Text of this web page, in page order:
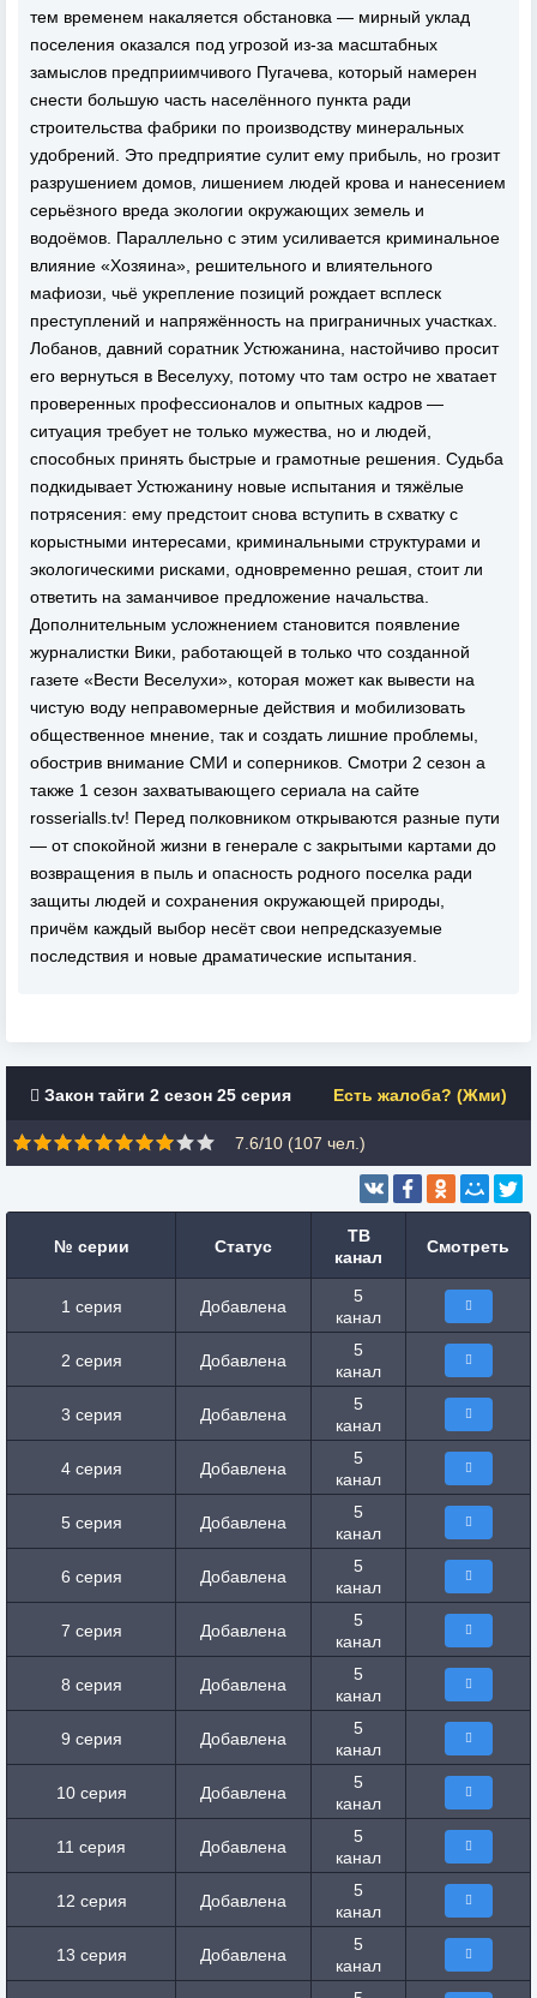
тем временем накаляется обстановка — мирный уклад
поселения оказался под угрозой из-за масштабных
замыслов предприимчивого Пугачева, который намерен
снести большую часть населённого пункта ради
строительства фабрики по производству минеральных
удобрений. Это предприятие сулит ему прибыль, но грозит
разрушением домов, лишением людей крова и нанесением
серьёзного вреда экологии окружающих земель и
водоёмов. Параллельно с этим усиливается криминальное
влияние «Хозяина», решительного и влиятельного
мафиози, чьё укрепление позиций рождает всплеск
преступлений и напряжённость на приграничных участках.
Лобанов, давний соратник Устюжанина, настойчиво просит
его вернуться в Веселуху, потому что там остро не хватает
проверенных профессионалов и опытных кадров —
ситуация требует не только мужества, но и людей,
способных принять быстрые и грамотные решения. Судьба
подкидывает Устюжанину новые испытания и тяжёлые
потрясения: ему предстоит снова вступить в схватку с
корыстными интересами, криминальными структурами и
экологическими рисками, одновременно решая, стоит ли
ответить на заманчивое предложение начальства.
Дополнительным усложнением становится появление
журналистки Вики, работающей в только что созданной
газете «Вести Веселухи», которая может как вывести на
чистую воду неправомерные действия и мобилизовать
общественное мнение, так и создать лишние проблемы,
обострив внимание СМИ и соперников. Смотри 2 сезон а
также 1 сезон захватывающего сериала на сайте
rosserialls.tv! Перед полковником открываются разные пути
— от спокойной жизни в генерале с закрытыми картами до
возвращения в пыль и опасность родного поселка ради
защиты людей и сохранения окружающей природы,
причём каждый выбор несёт свои непредсказуемые
последствия и новые драматические испытания.
Закон тайги 2 сезон 25 серия Есть жалоба? (Жми)
7.6/10 (107 чел.)
№ серии Статус
ТВ
канал
Смотреть
1 серия Добавлена
5
канал
2 серия Добавлена
5
канал
3 серия Добавлена
5
канал
4 серия Добавлена
5
канал
5 серия Добавлена
5
канал
6 серия Добавлена
5
канал
7 серия Добавлена
5
канал
8 серия Добавлена
5
канал
9 серия Добавлена
5
канал
10 серия Добавлена
5
канал
11 серия Добавлена
5
канал
12 серия Добавлена
5
канал
13 серия Добавлена
5
канал